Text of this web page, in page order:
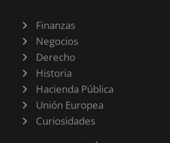
Finanzas
Negocios
Derecho
Historia
Hacienda Pública
Unión Europea
Curiosidades